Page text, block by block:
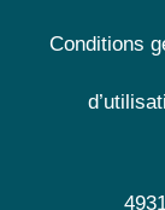
Conditions